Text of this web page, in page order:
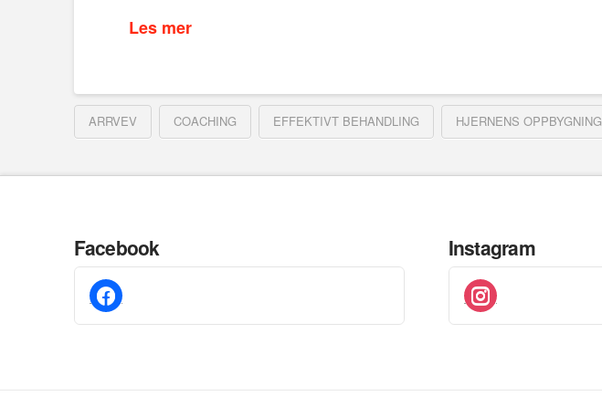
Les mer
ARRVEV COACHING EFFEKTIVT BEHANDLING HJERNENS OPPBYGNING
Facebook
facebook
Instagram
instagram